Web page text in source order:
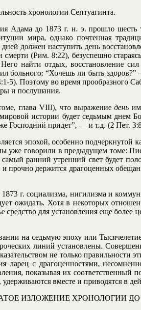
хронологии Септуагинта.
Адама до 1873 г. н. э. прошло
мира, однако почтенная
должен наступить день
смерти (Рим. 8:22), безуспешно
найти отдых, восстановление
больного: “Хочешь ли быть
5). Поэтому во время прообразного
и послушания.
глава VIII), что выражениедень
истории будет седьмым
Господний придет”, — и т.д. (2 Пет.
эпохой, особенно
уже говорили в предыдущем томе:
ранний утренний свет будет
и прочно держится драгоценных
г. социализма, нигилизма и
ожидать. Хотя в некоторых
для установления еще более
на седьмую эпоху или
линий установлены.
не только
с драгоценностями,
показывая их
вместе и приводятся в
ИЗЛОЖЕНИЕ ХРОНОЛОГИИ ДО